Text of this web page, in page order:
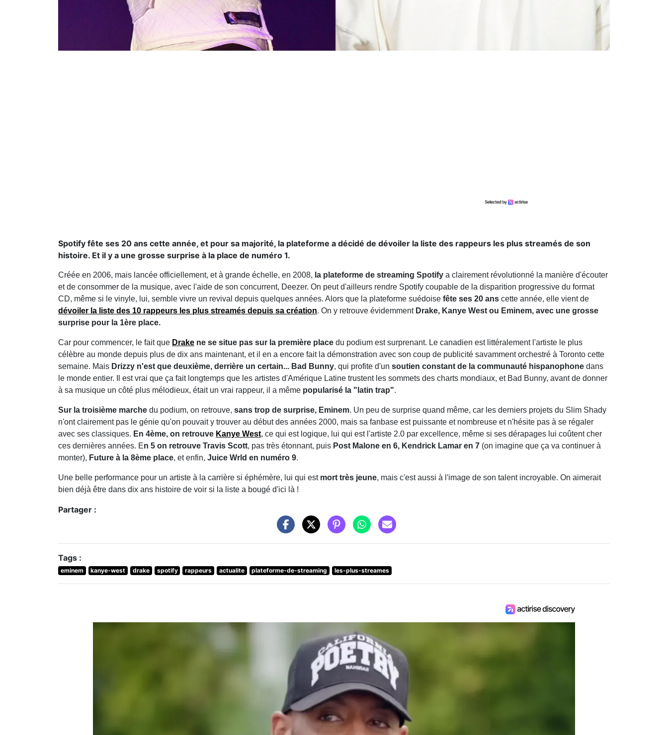
Spotify fête ses 20 ans cette année, et pour sa majorité, la plateforme a décidé de dévoiler la liste des rappeurs les plus streamés de son
histoire. Et il y a une grosse surprise à la place de numéro 1.
Créée en 2006, mais lancée officiellement, et à grande échelle, en 2008, la plateforme de streaming Spotify a clairement révolutionné la manière d'écouter
et de consommer de la musique, avec l'aide de son concurrent, Deezer. On peut d'ailleurs rendre Spotify coupable de la disparition progressive du format
CD, même si le vinyle, lui, semble vivre un revival depuis quelques années. Alors que la plateforme suédoise fête ses 20 ans cette année, elle vient de
dévoiler la liste des 10 rappeurs les plus streamés depuis sa création. On y retrouve évidemment Drake, Kanye West ou Eminem, avec une grosse
surprise pour la 1ère place.
Car pour commencer, le fait que Drake ne se situe pas sur la première place du podium est surprenant. Le canadien est littéralement l'artiste le plus
célèbre au monde depuis plus de dix ans maintenant, et il en a encore fait la démonstration avec son coup de publicité savamment orchestré à Toronto cette
semaine. Mais Drizzy n'est que deuxième, derrière un certain... Bad Bunny, qui profite d'un soutien constant de la communauté hispanophone dans
le monde entier. Il est vrai que ça fait longtemps que les artistes d'Amérique Latine trustent les sommets des charts mondiaux, et Bad Bunny, avant de donner
à sa musique un côté plus mélodieux, était un vrai rappeur, il a même popularisé la "latin trap".
Sur la troisième marche du podium, on retrouve, sans trop de surprise, Eminem. Un peu de surprise quand même, car les derniers projets du Slim Shady
n'ont clairement pas le génie qu'on pouvait y trouver au début des années 2000, mais sa fanbase est puissante et nombreuse et n'hésite pas à se régaler
avec ses classiques. En 4ème, on retrouve Kanye West, ce qui est logique, lui qui est l'artiste 2.0 par excellence, même si ses dérapages lui coûtent cher
ces dernières années. En 5 on retrouve Travis Scott, pas très étonnant, puis Post Malone en 6, Kendrick Lamar en 7 (on imagine que ça va continuer à
monter), Future à la 8ème place, et enfin, Juice Wrld en numéro 9.
Une belle performance pour un artiste à la carrière si éphémère, lui qui estmort très jeune, mais c'est aussi à l'image de son talent incroyable. On aimerait
bien déjà être dans dix ans histoire de voir si la liste a bougé d'ici là !
Partager :
Tags :
eminem kanye-west drake spotify rappeurs actualite plateforme-de-streaming les-plus-streames